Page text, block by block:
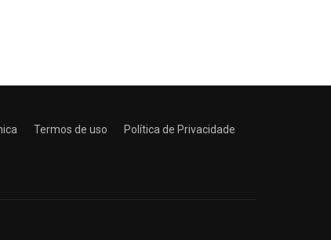
Termos de uso
Política de Privacidade